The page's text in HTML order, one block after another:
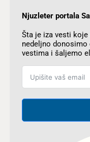
Njuzleter portala
Šta je iza vesti
nedeljno
vestima i šaljemo